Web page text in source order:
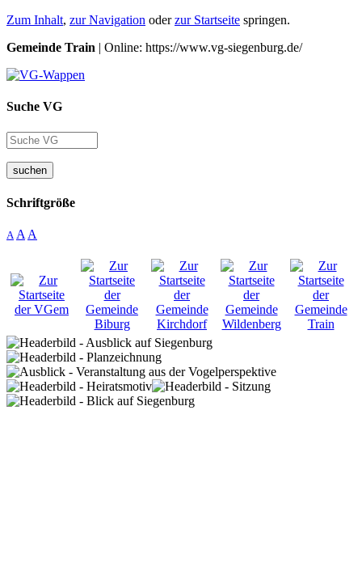
Zum Inhalt, zur Navigation oderzur Startseite springen.
Gemeinde Train | Online: https://www.vg-siegenburg.de/
Suche VG
suchen
Schriftgröße
A A A